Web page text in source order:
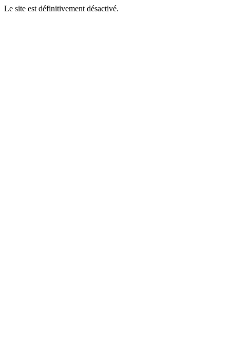
Le site est définitivement désactivé.